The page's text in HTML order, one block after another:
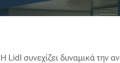
Η Lidl συνεχίζει δυναμικά την